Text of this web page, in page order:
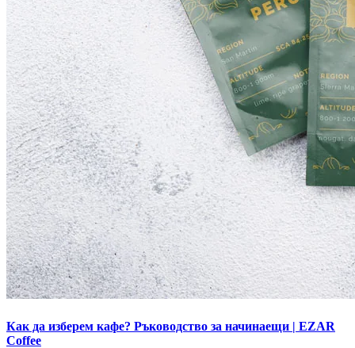
Как да изберем кафе? Ръководство за начинаещи | EZAR
Coffee